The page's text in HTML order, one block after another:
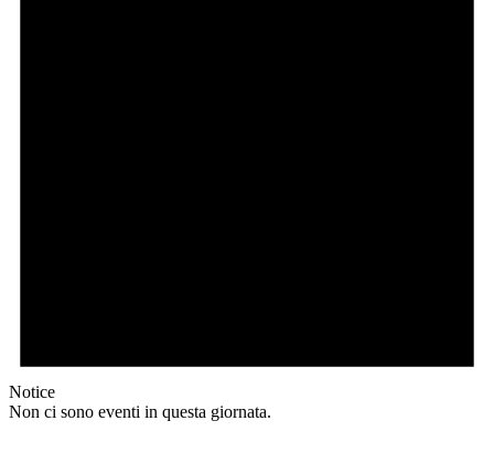
Notice
Non ci sono eventi in questa giornata.